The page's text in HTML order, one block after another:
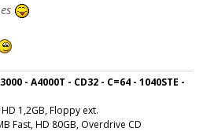
- A4000T - CD32 - C=64 - 1040STE -
1,2GB, Floppy ext.
Fast, HD 80GB, Overdrive CD